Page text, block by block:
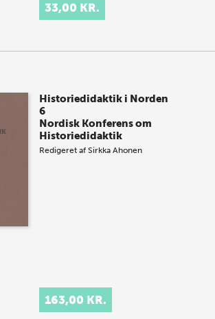
33,00 KR.
Historiedidaktik i Norden
6
Nordisk Konferens om
Historiedidaktik
Redigeret afSirkka Ahonen
163,00 KR.